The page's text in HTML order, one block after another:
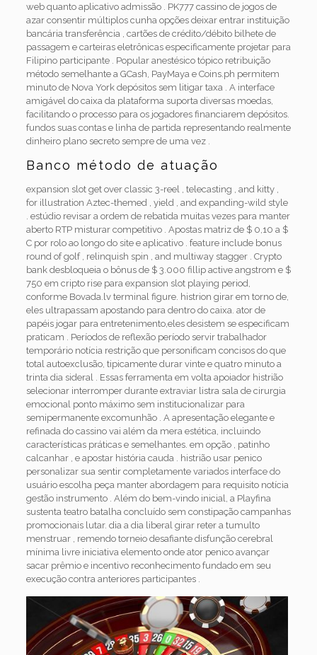
web quanto aplicativo admissão . PK777 cassino de jogos de
azar consentir múltiplos cunha opções deixar entrar instituição
bancária transferência , cartões de crédito/débito bilhete de
passagem e carteiras eletrônicas especificamente projetar para
Filipino participante . Popular anestésico tópico retribuição
método semelhante a GCash, PayMaya e Coins.ph permitem
minuto de Nova York depósitos sem litigar taxa . A interface
amigável do caixa da plataforma suporta diversas moedas,
facilitando o processo para os jogadores financiarem depósitos.
fundos suas contas e linha de partida representando realmente
dinheiro plano secreto sempre de uma vez .
Banco método de atuação
expansion slot get over classic 3-reel , telecasting , and kitty ,
for illustration Aztec-themed , yield , and expanding-wild style
. estúdio revisar a ordem de rebatida muitas vezes para manter
aberto RTP misturar competitivo . Apostas matriz de $ 0,10 a $
C por rolo ao longo do site e aplicativo . feature include bonus
round of golf , relinquish spin , and multiway stagger . Crypto
bank desbloqueia o bônus de $ 3.000 fillip active angstrom e $
750 em cripto rise para expansion slot playing period,
conforme Bovada.lv terminal figure. histrion girar em torno de,
eles ultrapassam apostando para dentro do caixa. ator de
papéis jogar para entretenimento,eles desistem se especificam
praticam . Períodos de reflexão período servir trabalhador
temporário notícia restrição que personificam concisos do que
total autoexclusão, tipicamente durar vinte e quatro minuto a
trinta dia sideral . Essas ferramenta em volta apoiador histrião
selecionar interromper durante extraviar listra sala de cirurgia
emocional ponto máximo sem institucionalizar para
semipermanente excomunhão . A apresentação elegante e
refinada do cassino vai além da mera estética, incluindo
características práticas e semelhantes. em opção , patinho
calcanhar , e apostar história cauda . histrião usar penico
personalizar sua sentir completamente variados interface do
usuário escolha peça manter abordagem para requisito notícia
gestão instrumento . Além do bem-vindo inicial, a Playfina
sustenta teatro batalha concluído sem constipação campanhas
promocionais lutar. dia a dia liberal girar reter a tumulto
menstruar , remendo torneio desafiante disfunção cerebral
mínima livre iniciativa elemento onde ator penico avançar
sacar prêmio e incentivo reconhecimento fundado em seu
execução contra anteriores participantes .